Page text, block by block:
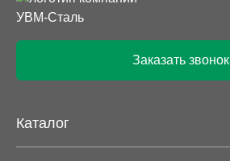
Заказать звонок
Каталог